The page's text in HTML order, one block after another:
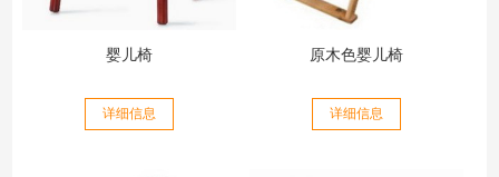
婴儿椅
详细信息
原木色婴儿椅
详细信息